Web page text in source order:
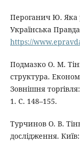
Пероганич Ю. Яка
Українська
https://
Подмазко О. М.
структура.
Зовнішня
1. С. 148–155.
Турчинов О. В.
дослідження.